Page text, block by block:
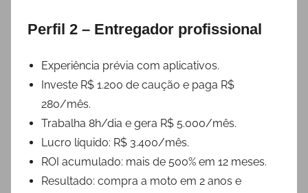
Perfil 2 – Entregador profissional
Experiência prévia com aplicativos.
Investe R$ 1.200 de caução e paga R$
280/mês.
Trabalha 8h/dia e gera R$ 5.000/mês.
Lucro líquido: R$ 3.400/mês.
ROI acumulado: mais de 500% em 12 meses.
Resultado: compra a moto em 2 anos e